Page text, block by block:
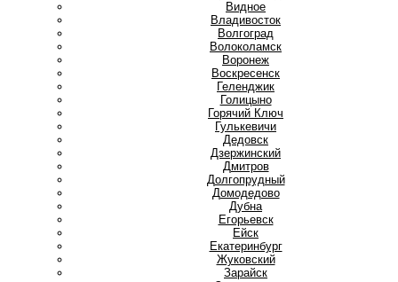
Видное
Владивосток
Волгоград
Волоколамск
Воронеж
Воскресенск
Геленджик
Голицыно
Горячий Ключ
Гулькевичи
Дедовск
Дзержинский
Дмитров
Долгопрудный
Домодедово
Дубна
Егорьевск
Ейск
Екатеринбург
Жуковский
Зарайск